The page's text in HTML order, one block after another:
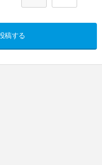
稿する